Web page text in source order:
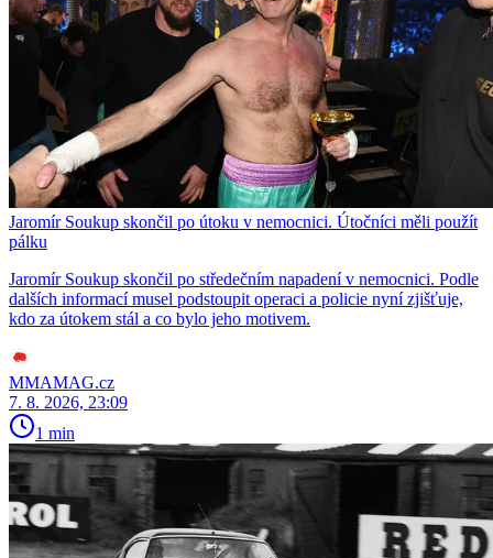
Jaromír Soukup skončil po útoku v nemocnici. Útočníci měli použít
pálku
Jaromír Soukup skončil po středečním napadení v nemocnici. Podle
dalších informací musel podstoupit operaci a policie nyní zjišťuje,
kdo za útokem stál a co bylo jeho motivem.
MMAMAG.cz
7. 8. 2026, 23:09
1 min